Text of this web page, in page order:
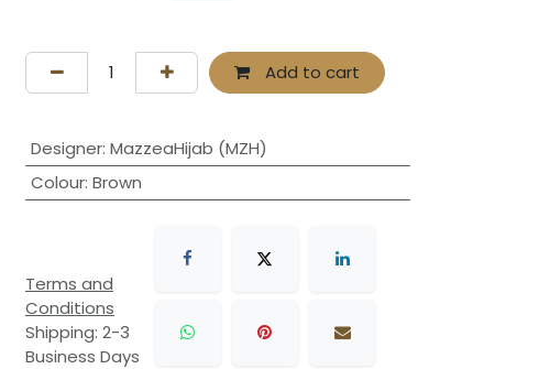
Add to cart
Designer: MazzeaHijab (MZH)
Colour: Brown
Terms and
Conditions
Shipping: 2-3
Business Days